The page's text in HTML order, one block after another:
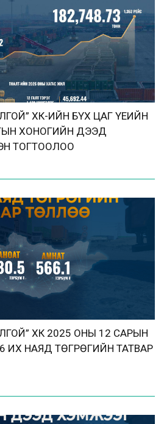
ХК-ИЙН БҮХ ЦАГ ҮЕИЙН
ХОНОГИЙН ДЭЭД
ТОГТООЛОО
ХК 2025 ОНЫ 12 САРЫН
ИХ НАЯД ТӨГРӨГИЙН ТАТВАР